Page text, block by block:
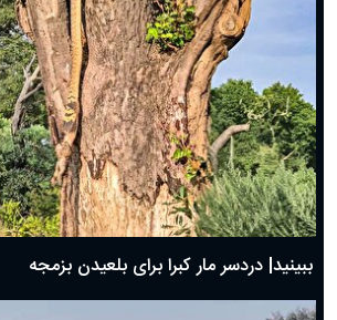
ببینید| دردسر مار کبرا برای بلعیدن بزمجه